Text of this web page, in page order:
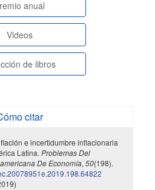
anual
Videos
de libros
citar
e incertidumbre inflacionaria
Latina. Problemas Del
De Economía, 50(198).